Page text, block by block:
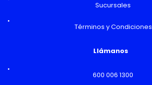
Sucursales
Términos y Condiciones
Llámanos
600 006 1300